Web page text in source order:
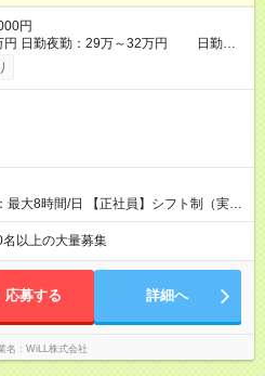
円
円 日勤夜勤：29万～32万円 日勤専
に、本採用時と異なる部分があります。
最大8時間/日 【正社員】シフト制（実働
22時～翌7時（休憩60分） ◎働き方
気軽にご相談ください。
以上の大量募集
応募する 詳細へ
名 WiLL株式会社